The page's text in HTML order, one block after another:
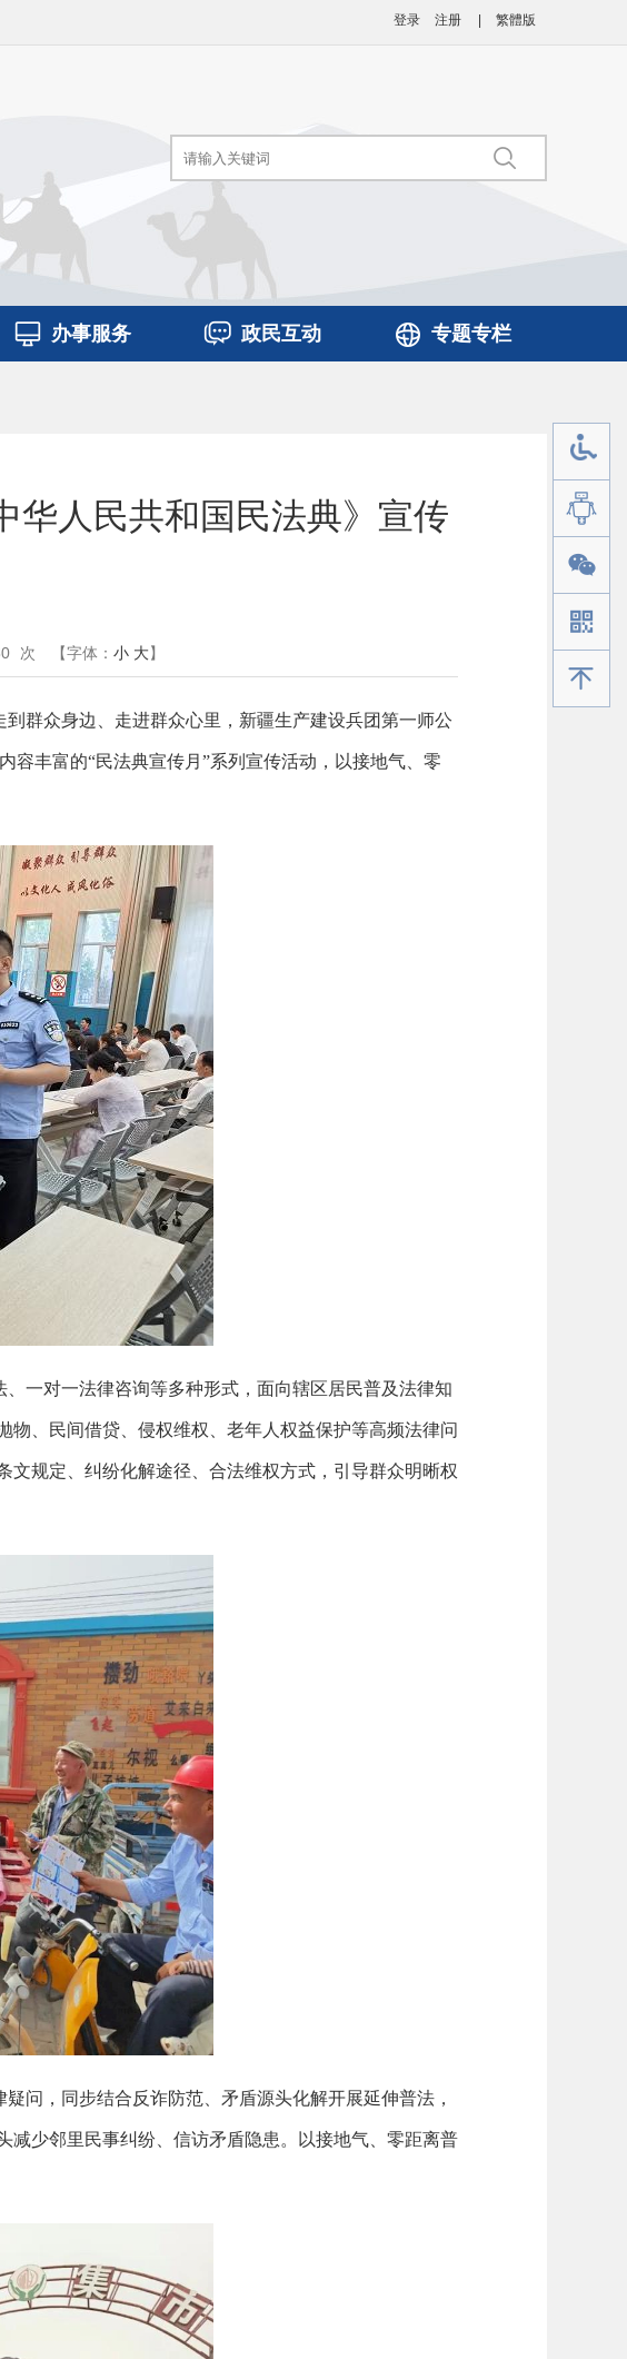
登录 注册 繁體版
办事服务 政民互动 专题专栏
华人民共和国民法典》宣传
次 【字体： 小 大】
群众身边、走进群众心里，新疆生产建设兵团第一师公
容丰富的“民法典宣传月 ”系列宣传活动，以接地气、零
一对一法律咨询等多种形式，面向辖区居民普及法律知
、民间借贷、侵权维权、老年人权益保护等高频法律问
规定、纠纷化解途径、合法维权方式，引导群众明晰权
问，同步结合反诈防范、矛盾源头化解开展延伸普法，
少邻里民事纠纷、信访矛盾隐患。以接地气、零距离普
手机版